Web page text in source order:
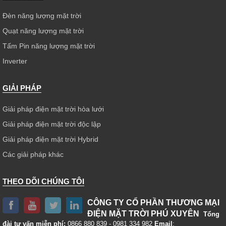
Đèn năng lượng mặt trời
Quạt năng lượng mặt trời
Tấm Pin năng lượng mặt trời
Inverter
GIẢI PHÁP
Giải pháp điện mặt trời hòa lưới
Giải pháp điện mặt trời độc lập
Giải pháp điện mặt trời Hybrid
Các giải pháp khác
THEO DÕI CHÚNG TÔI
CÔNG TY CỔ PHẦN THƯƠNG MẠI
ĐIỆN MẶT TRỜI PHÚ XUYÊN
Tổng
đài tư vấn miễn phí: 0866 880 839 - 0981 334 982 Email :